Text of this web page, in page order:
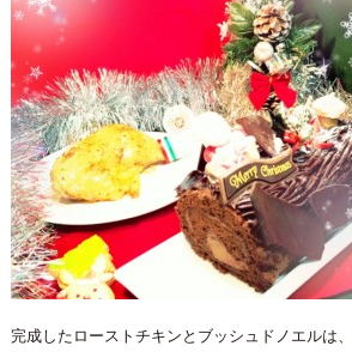
完成したローストチキンとブッシュドノエルは、